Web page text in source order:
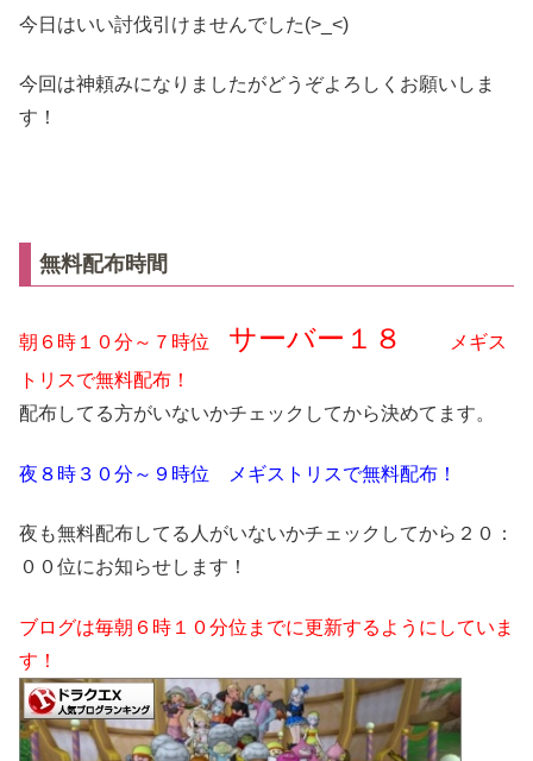
今日はいい討伐引けませんでした(>_<)
今回は神頼みになりましたがどうぞよろしくお願いしま
す！
無料配布時間
朝６時１０分～７時位 サーバー１８
メギス
トリスで無料配布！
配布してる方がいないかチェックしてから決めてます。
夜８時３０分～９時位 メギストリスで無料配布！
夜も無料配布してる人がいないかチェックしてから２０：
００位にお知らせします！
ブログは毎朝６時１０分位までに更新するようにしていま
す！